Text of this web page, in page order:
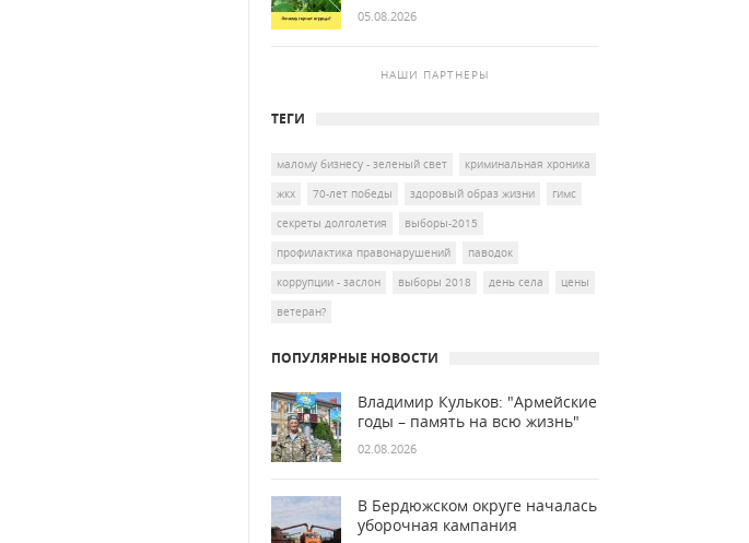
05.08.2026
НАШИ ПАРТНЕРЫ
ТЕГИ
малому бизнесу - зеленый свет
криминальная хроника
жкх
70-лет победы здоровый образ жизни
гимс
секреты долголетия
выборы-2015
профилактика правонарушений
паводок
коррупции - заслон
выборы 2018 день села
цены
ветеран?
ПОПУЛЯРНЫЕ НОВОСТИ
Владимир Кульков: "Армейские
годы – память на всю жизнь"
02.08.2026
В Бердюжском округе началась
уборочная кампания